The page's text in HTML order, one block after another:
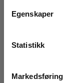
Egenskaper
Statistikk
Markedsføring